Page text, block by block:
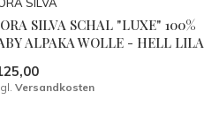
SILVA SCHAL "LUXE" 100%
ALPAKA WOLLE - HELL LILA
Versandkosten